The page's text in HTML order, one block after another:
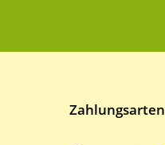
Zahlungsarten